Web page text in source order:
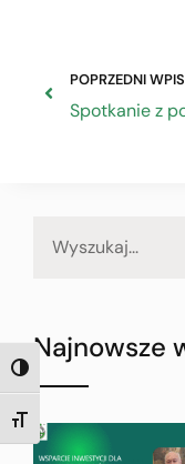
TOGGLE HIGH
TOGGLE FONT SIZE
POPRZEDNI WPIS
Najnowsze